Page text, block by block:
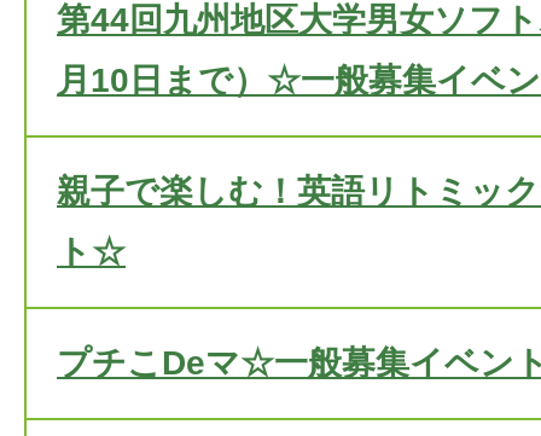
第44回九州地区大学男女ソフ
月10日まで）☆一般募集イベ
親子で楽しむ！英語リトミッ
ト☆
プチこDeマ☆一般募集イベン